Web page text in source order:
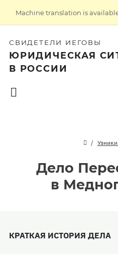
Machine translation is
СВИДЕТЕЛИ ИЕГОВЫ
ЮРИДИЧЕСКАЯ
В РОССИИ
Дело
в
КРАТКАЯ ИСТОРИЯ ДЕЛА